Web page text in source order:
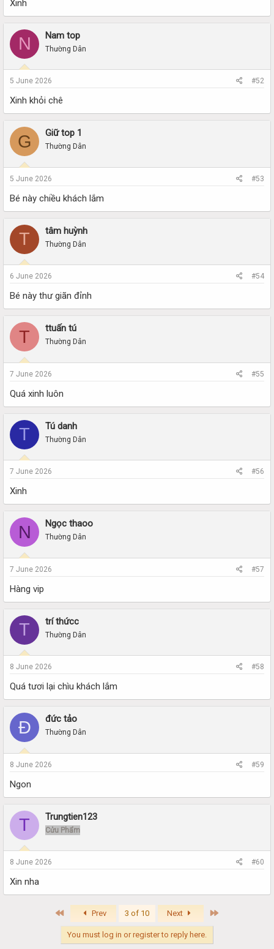
Xinh
N Nam top
Thường Dân
5 June 2026 #52
Xinh khỏi chê
G Giữ top 1
Thường Dân
5 June 2026 #53
Bé này chiều khách lắm
T tâm huỳnh
Thường Dân
6 June 2026 #54
Bé này thư giãn đỉnh
T ttuấn tú
Thường Dân
7 June 2026 #55
Quá xinh luôn
T Tú danh
Thường Dân
7 June 2026 #56
Xinh
N Ngọc thaoo
Thường Dân
7 June 2026 #57
Hàng vip
T trí thứcc
Thường Dân
8 June 2026 #58
Quá tươi lại chìu khách lắm
Đ đức tảo
Thường Dân
8 June 2026 #59
Ngon
T Trungtien123
Cửu Phẩm
8 June 2026 #60
Xin nha
Prev 3 of 10 Next
You must log in or register to reply here.